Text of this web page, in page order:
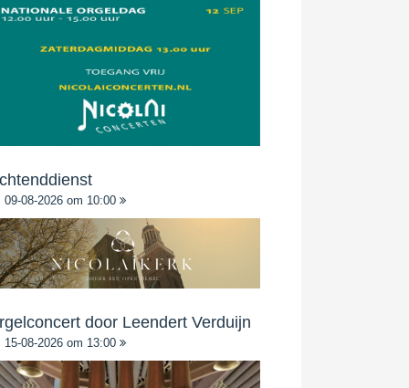
09-08-2026 om 10:00
door Leendert Verduijn
15-08-2026 om 13:00